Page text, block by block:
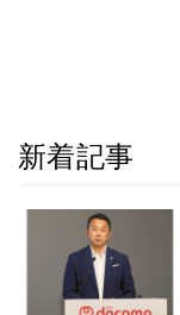
新着記事